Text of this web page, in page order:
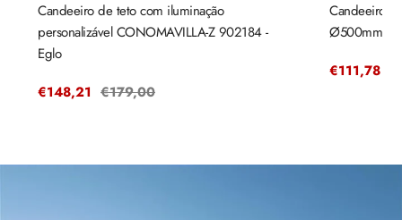
Candeeiro de teto com iluminação
personalizável CONOMAVILLA-Z 902184 -
Eglo
Preço
€148,21 Preço
€179,00
Candeeiro
Ø500mm
Preço
€111,78